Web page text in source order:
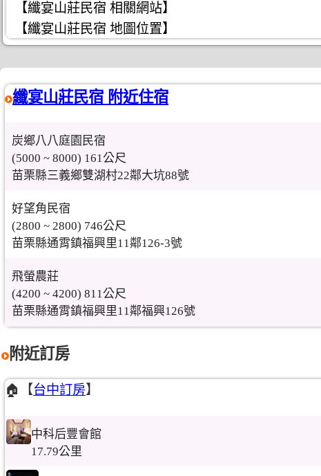
【纖宴山莊民宿 相關網站】
【纖宴山莊民宿 地圖位置】
纖宴山莊民宿 附近住宿
炭鄉八八庭園民宿
(5000 ~ 8000) 161公尺
苗栗縣三義鄉雙湖村22鄰大坑88號
好望角民宿
(2800 ~ 2800) 746公尺
苗栗縣通霄鎮福興里11鄰126-3號
飛螢農莊
(4200 ~ 4200) 811公尺
苗栗縣通霄鎮福興里11鄰福興126號
附近訂房
🏠【台中訂房】
中科后豐會館
17.79公里